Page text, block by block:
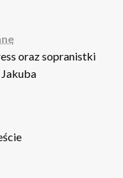
oraz sopranistki